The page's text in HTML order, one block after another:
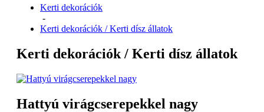
Kerti dekorációk
-
Kerti dekorációk / Kerti dísz állatok
Kerti dekorációk / Kerti dísz állatok
Hattyú virágcserepekkel nagy